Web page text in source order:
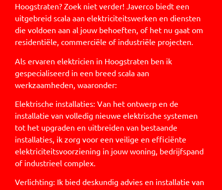
Hoogstraten? Zoek niet verder! Javerco biedt een
uitgebreid scala aan elektriciteitswerken en diensten
die voldoen aan al jouw behoeften, of het nu gaat om
residentiële, commerciële of industriële projecten.
Als ervaren elektricien in Hoogstraten ben ik
gespecialiseerd in een breed scala aan
werkzaamheden, waaronder:
Elektrische installaties: Van het ontwerp en de
installatie van volledig nieuwe elektrische systemen
tot het upgraden en uitbreiden van bestaande
installaties, ik zorg voor een veilige en efficiënte
elektriciteitsvoorziening in jouw woning, bedrijfspand
of industrieel complex.
Verlichting: Ik bied deskundig advies en installatie van